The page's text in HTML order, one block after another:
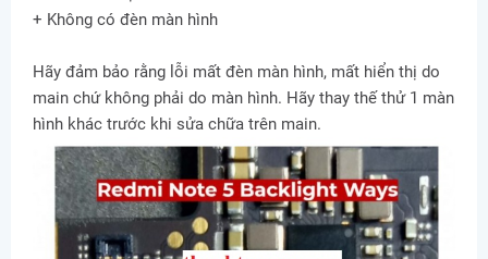
+ Không có đèn màn hình
Hãy đảm bảo rằng lỗi mất đèn màn hình, mất hiển thị do
main chứ không phải do màn hình. Hãy thay thế thử 1 màn
hình khác trước khi sửa chữa trên main.